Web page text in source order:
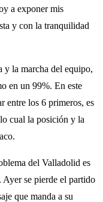
a exponer mis
y con la tranquilidad
y la marcha del equipo,
en un 99%. En este
entre los 6 primeros, es
cual la posición y la
del Valladolid es
Ayer se pierde el partido
que manda a su